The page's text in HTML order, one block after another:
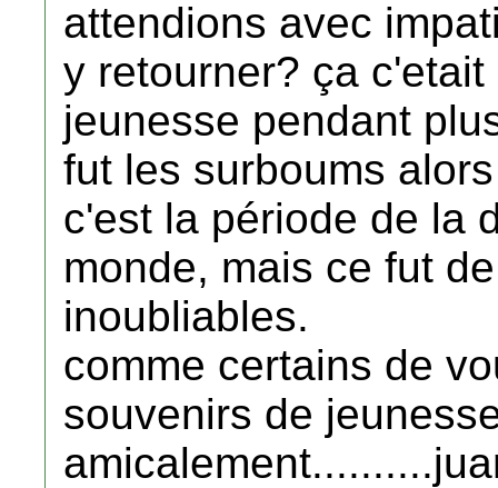
attendions avec
y retourner? ça
jeunesse pendant
fut les surboums
c'est la période de la
monde, mais ce fut
inoubliables.
comme certains de
souvenirs de